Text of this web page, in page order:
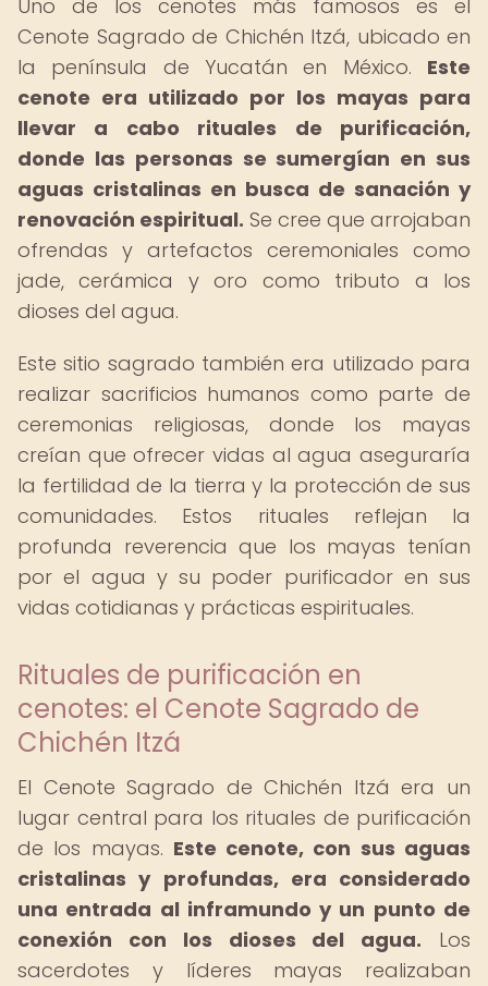
Uno de los cenotes más famosos es el
Cenote Sagrado de Chichén Itzá, ubicado en
la península de Yucatán en México. Este
cenote era utilizado por los mayas para
llevar a cabo rituales de purificación,
donde las personas se sumergían en sus
aguas cristalinas en busca de sanación y
renovación espiritual. Se cree que arrojaban
ofrendas y artefactos ceremoniales como
jade, cerámica y oro como tributo a los
dioses del agua.
Este sitio sagrado también era utilizado para
realizar sacrificios humanos como parte de
ceremonias religiosas, donde los mayas
creían que ofrecer vidas al agua aseguraría
la fertilidad de la tierra y la protección de sus
comunidades. Estos rituales reflejan la
profunda reverencia que los mayas tenían
por el agua y su poder purificador en sus
vidas cotidianas y prácticas espirituales.
Rituales de purificación en
cenotes: el Cenote Sagrado de
Chichén Itzá
El Cenote Sagrado de Chichén Itzá era un
lugar central para los rituales de purificación
de los mayas. Este cenote, con sus aguas
cristalinas y profundas, era considerado
una entrada al inframundo y un punto de
conexión con los dioses del agua. Los
sacerdotes y líderes mayas realizaban